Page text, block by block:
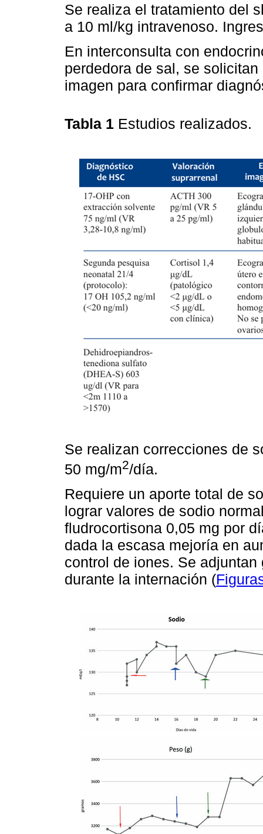
Se realiza el tratamiento del
a 10 ml/kg intravenoso.
En interconsulta con
perdedora de sal, se
imagen para confirmar
Tabla 1 Estudios realizados.
Se realizan correcciones de
50 mg/m2/día.
Requiere un aporte total de
lograr valores de sodio
fludrocortisona 0,05 mg por
dada la escasa mejoría en
control de iones. Se
durante la internación (